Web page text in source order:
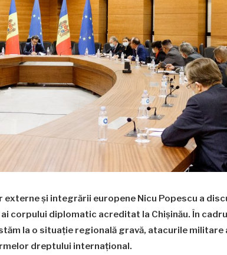
și integrării europene Nicu Popescu a
corpului diplomatic acreditat la Chișinău. În
la o situație regională gravă, atacurile militare
dreptului internațional.